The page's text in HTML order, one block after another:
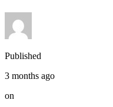
Published
3 months ago
on